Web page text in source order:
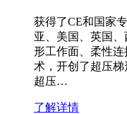
获得了CE和国家
亚、美国、英国
形工作面、柔性
术，开创了超压
超压…
了解详情